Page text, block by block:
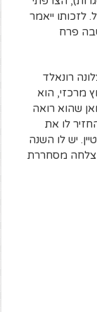
לזכותו ייאמר
פרח
רונאלד
מרכזי, הוא
שהוא רואה
לו את
יש לו השנה
מסחררת